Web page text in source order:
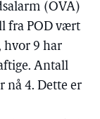
(OVA)
fra POD vært
hvor 9 har
Antall
nå 4. Dette er